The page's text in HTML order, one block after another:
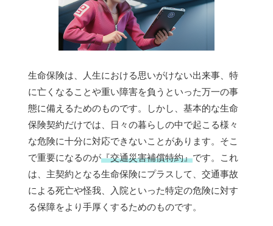
生命保険は、人生における思いがけない出来事、特
に亡くなることや重い障害を負うといった万一の事
態に備えるためのものです。しかし、基本的な生命
保険契約だけでは、日々の暮らしの中で起こる様々
な危険に十分に対応できないことがあります。そこ
で重要になるのが『交通災害補償特約』です。これ
は、主契約となる生命保険にプラスして、交通事故
による死亡や怪我、入院といった特定の危険に対す
る保障をより手厚くするためのものです。